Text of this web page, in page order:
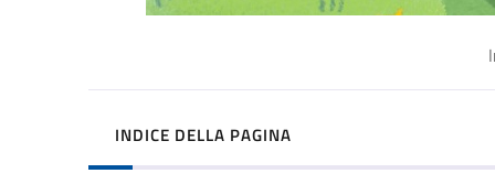
INDICE DELLA PAGINA